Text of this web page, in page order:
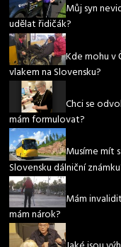
Můj syn
udělat řidičák?
Kde mohu v
vlakem na Slovensku?
Chci se
mám formulovat?
Musíme mít
Slovensku dálniční
Mám
mám nárok?